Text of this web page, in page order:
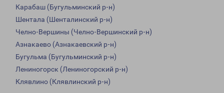
Карабаш (Бугульминский р-н)
Шентала (Шенталинский р-н)
Челно-Вершины (Челно-Вершинский р-н)
Азнакаево (Азнакаевский р-н)
Бугульма (Бугульминский р-н)
Лениногорск (Лениногорский р-н)
Клявлино (Клявлинский р-н)